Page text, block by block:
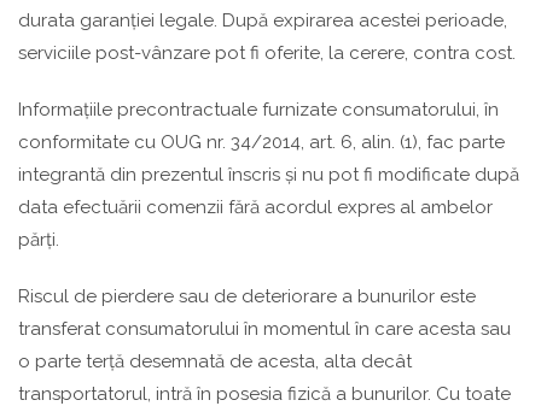
durata garanției legale. După expirarea acestei perioade,
serviciile post-vânzare pot fi oferite, la cerere, contra cost.
Informațiile precontractuale furnizate consumatorului, în
conformitate cu OUG nr. 34/2014, art. 6, alin. (1), fac parte
integrantă din prezentul înscris și nu pot fi modificate după
data efectuării comenzii fără acordul expres al ambelor
părți.
Riscul de pierdere sau de deteriorare a bunurilor este
transferat consumatorului în momentul în care acesta sau
o parte terță desemnată de acesta, alta decât
transportatorul, intră în posesia fizică a bunurilor. Cu toate